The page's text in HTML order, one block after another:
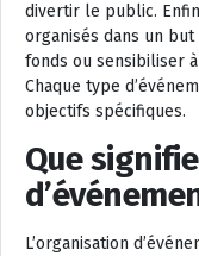
divertir le public.
organisés dans un
fonds ou sensibiliser
Chaque type
objectifs spécifiques.
Que
L’organisation